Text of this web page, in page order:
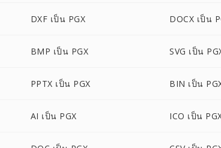
DXF เป็น PGX DOCX เป็น
BMP เป็น PGX SVG เป็น
PPTX เป็น PGX BIN เป็น
AI เป็น PGX ICO เป็น